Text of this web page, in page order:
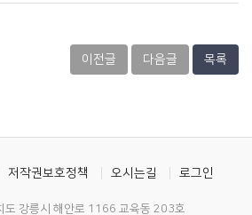
이전글 다음글 목록
저작권보호정책 오시는길 로그인
도 강릉시 해안로 1166 교육동 203호